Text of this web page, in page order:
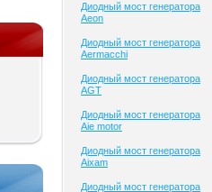
Диодный мост генератора
Aeon
Диодный мост генератора
Aermacchi
Диодный мост генератора
AGT
Диодный мост генератора
Aie motor
Диодный мост генератора
Aixam
Диодный мост генератора